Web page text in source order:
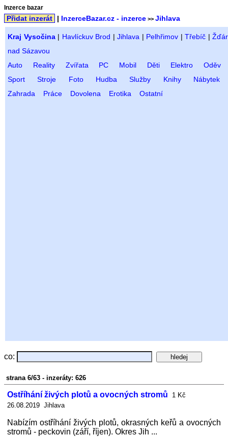
Inzerce bazar
Přidat inzerát | InzerceBazar.cz - inzerce >> Jihlava
Kraj Vysočina| Havlíckuv Brod | Jihlava | Pelhřimov | Třebíč | Žďár
nad Sázavou
Auto
Reality Zvířata PC Mobil Děti Elektro
Oděv
Sport
Stroje Foto Hudba Služby Knihy
Nábytek
Zahrada
Práce Dovolena Erotika Ostatní
co:
strana 6/63 - inzeráty: 626
Ostříhání živých plotů a ovocných stromů
1 Kč
26.08.2019 Jihlava
Nabízím ostříhání živých plotů, okrasných keřů a ovocných
stromů - peckovin (září, říjen). Okres Jih ...